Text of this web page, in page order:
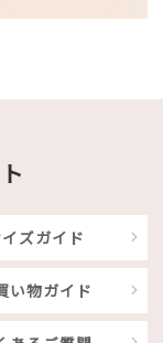
ズガイド
い物ガイド